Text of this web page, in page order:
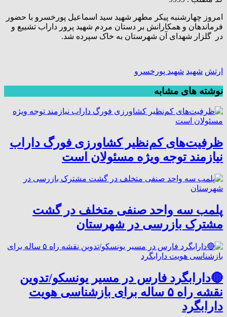
امروز چهارشنبه پیکر مطهر شهید سید اسماعیل پورخسرو با حضور
فرماندهان و همکارانش بر دستان مردم شهید پرور داراب تشییع و
در گلزار شهدای آن شهرستان به خاک سپرده شد.
ارتش شهید شهید پورخسرو
نوشته های مشابه
ظرفیت‌های کم‌نظیر کشاورزی فورگ داراب
نیازمند توجه ویژه مسئولان است
پلمب سه واحد صنفی متخلف در گشت
مشترک بازرسی در شهرستان
🔴دارابگرد فارس در مسیر یونسکو/تدوین
نقشه راه ۵ ساله برای بازشناسی هویت
دارابگرد